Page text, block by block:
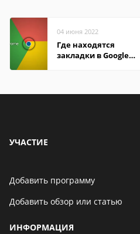
04 июня 2022
Где находятся
закладки в Google
УЧАСТИЕ
Добавить программу
Добавить обзор или статью
ИНФОРМАЦИЯ